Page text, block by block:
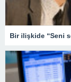
Bir ilişkide “Seni